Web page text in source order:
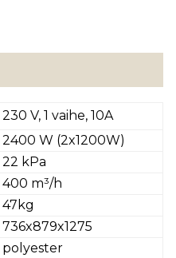
230 V, 1 vaihe, 10A
2400 W (2x1200W)
22 kPa
400 m³/h
47kg
736x879x1275
polyester